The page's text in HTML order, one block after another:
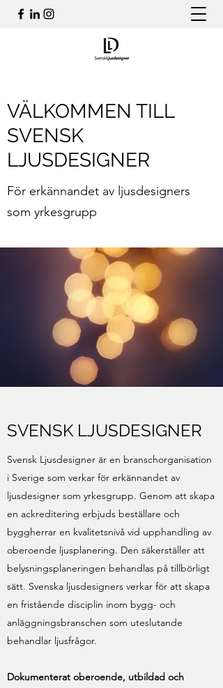
VÄLKOMMEN TILL
SVENSK
LJUSDESIGNER
För erkännandet av ljusdesigners
som yrkesgrupp
SVENSK LJUSDESIGNER
Svensk Ljusdesigner är en branschorganisation
i Sverige som verkar för erkännandet av
ljusdesigner som yrkesgrupp. Genom att skapa
en ackreditering erbjuds beställare och
byggherrar en kvalitetsnivå vid upphandling av
oberoende ljusplanering. Den säkerställer att
belysningsplaneringen behandlas på tillbörligt
sätt. Svenska ljusdesigners verkar för att skapa
en fristående disciplin inom bygg- och
anläggningsbranschen som uteslutande
behandlar ljusfrågor.
Dokumenterat oberoende, utbildad och